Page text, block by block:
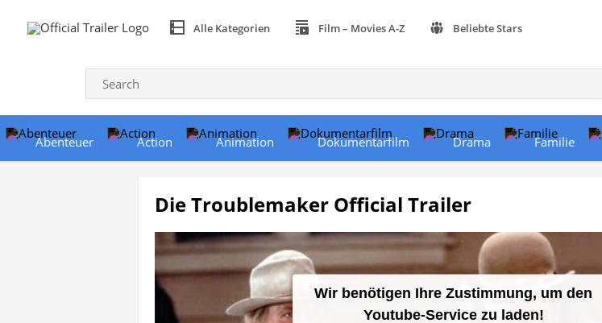
Alle Kategorien Film – Movies A-Z Beliebte Stars
Abenteuer Action Animation Dokumentarfilm Drama Familie
Die Troublemaker Official Trailer
Wir benötigen Ihre Zustimmung, um den
Youtube-Service zu laden!